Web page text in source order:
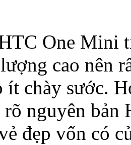
Túi đựng iPad
One Mini
cao nên
ít chày sước.
nguyên
đẹp vốn có